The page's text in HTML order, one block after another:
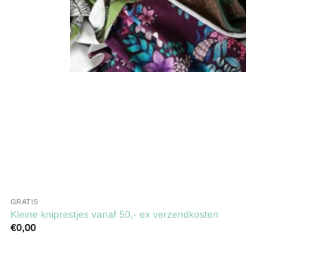
GRATIS
Kleine kniprestjes vanaf 50,- ex verzendkosten
€0,00